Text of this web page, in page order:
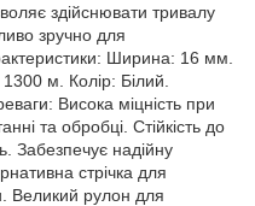
здійснювати тривалу
зручно для
Ширина: 16 мм.
м. Колір: Білий.
Висока міцність при
та обробці. Стійкість до
Забезпечує надійну
стрічка для
Великий рулон для